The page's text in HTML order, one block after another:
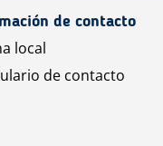
de contacto
local
de contacto